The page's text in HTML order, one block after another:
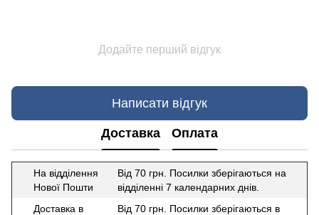
Додайте перший відгук
Написати відгук
Доставка Оплата
На відділення
Нової Пошти
Від 70 грн. Посилки зберігаються на
відділенні 7 календарних днів.
Доставка в
Від 70 грн. Посилки зберігаються в